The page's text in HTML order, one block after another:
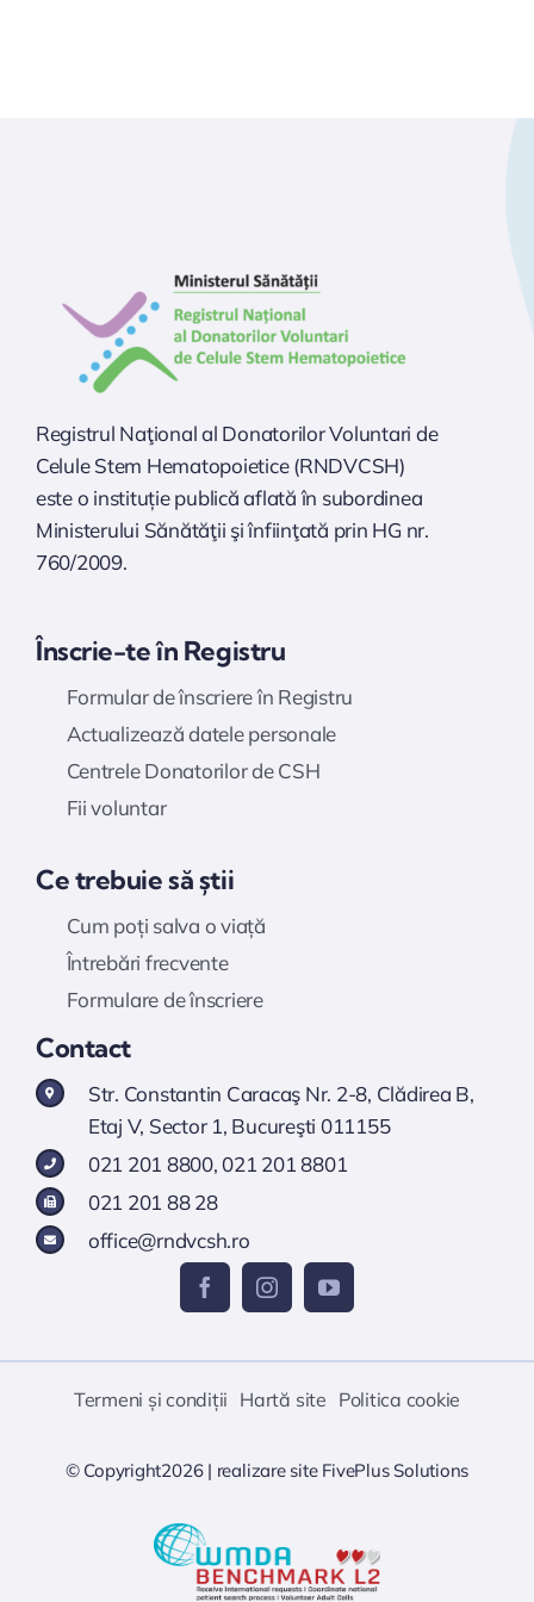
Registrul Naţional al Donatorilor Voluntari de
Celule Stem Hematopoietice (RNDVCSH)
este o instituție publică aflată în subordinea
Ministerului Sănătăţii şi înfiinţată prin HG nr.
760/2009.
Înscrie-te în Registru
Formular de înscriere în Registru
Actualizează datele personale
Centrele Donatorilor de CSH
Fii voluntar
Ce trebuie să știi
Cum poți salva o viață
Întrebări frecvente
Formulare de înscriere
Contact
Str. Constantin Caracaş Nr. 2-8, Clădirea B,
Etaj V, Sector 1, Bucureşti 011155
021 201 8800, 021 201 8801
021 201 88 28
office@rndvcsh.ro
Termeni și condiții Hartă site Politica cookie
© Copyright2026 | realizare site FivePlus Solutions